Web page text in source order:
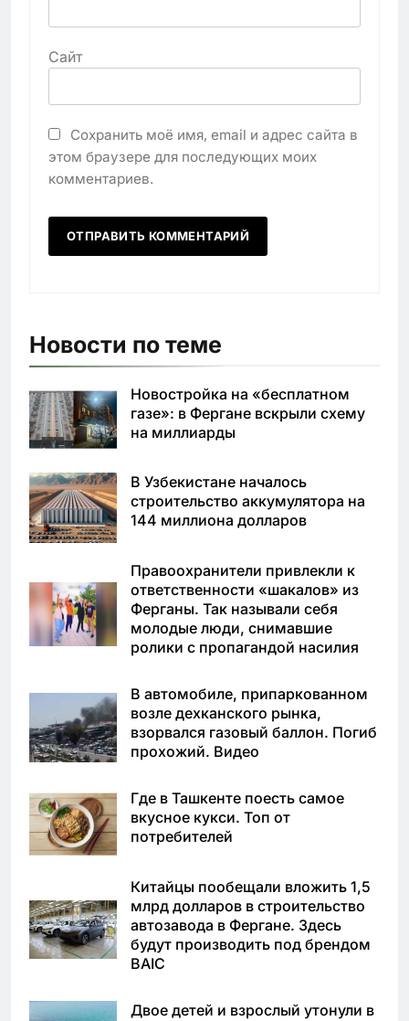
Сайт
Сохранить моё имя, email и адрес сайта в
этом браузере для последующих моих
комментариев.
Новости по теме
Новостройка на «бесплатном
газе»: в Фергане вскрыли схему
на миллиарды
В Узбекистане началось
строительство аккумулятора на
144 миллиона долларов
Правоохранители привлекли к
ответственности «шакалов» из
Ферганы. Так называли себя
молодые люди, снимавшие
ролики с пропагандой насилия
В автомобиле, припаркованном
возле дехканского рынка,
взорвался газовый баллон. Погиб
прохожий. Видео
Где в Ташкенте поесть самое
вкусное кукси. Топ от
потребителей
Китайцы пообещали вложить 1,5
млрд долларов в строительство
автозавода в Фергане. Здесь
будут производить под брендом
BAIC
Двое детей и взрослый утонули в